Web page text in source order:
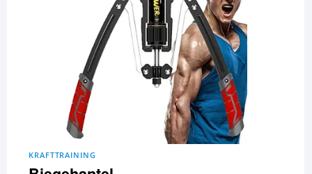
KRAFTTRAINING